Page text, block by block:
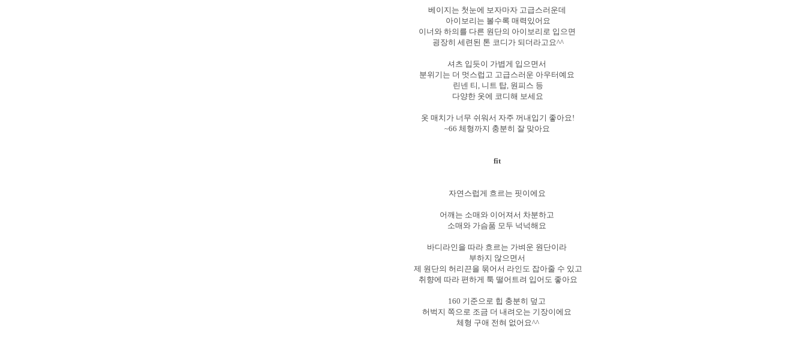
베이지는 첫눈에 보자마자 고급스러운데
아이보리는 볼수록 매력있어요
이너와 하의를 다른 원단의 아이보리로 입으면
굉장히 세련된 톤 코디가 되더라고요^^
셔츠 입듯이 가볍게 입으면서
분위기는 더 멋스럽고 고급스러운 아우터예요
린넨 티, 니트 탑, 원피스 등
다양한 옷에 코디해 보세요
옷 매치가 너무 쉬워서 자주 꺼내입기 좋아요!
~66 체형까지 충분히 잘 맞아요
fit
자연스럽게 흐르는 핏이에요
어깨는 소매와 이어져서 차분하고
소매와 가슴품 모두 넉넉해요
바디라인을 따라 흐르는 가벼운 원단이라
부하지 않으면서
제 원단의 허리끈을 묶어서 라인도 잡아줄 수 있고
취향에 따라 편하게 툭 떨어트려 입어도 좋아요
160 기준으로 힙 충분히 덮고
허벅지 쪽으로 조금 더 내려오는 기장이에요
체형 구애 전혀 없어요^^